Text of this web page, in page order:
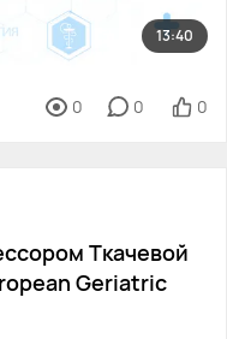
13:40
0 0 0
Ткачевой
Geriatric